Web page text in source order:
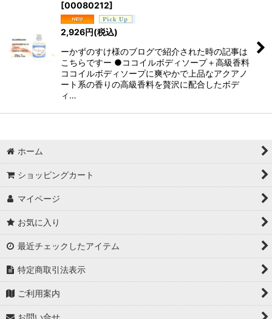
絞り込む
[00080212]
2,926円(税込)
ーかずのすけ様のブログで紹介された時の記事は
こちらですー ●ココイルボディソープ＋高級香料
ココイルボディソープに爽やかで上品なアクアノ
ート系の香りの高級香料を贅沢に配合したボデ
ィ…
ホーム
ショッピングカート
マイページ
お気に入り
最近チェックしたアイテム
特定商取引法表示
ご利用案内
お問い合せ